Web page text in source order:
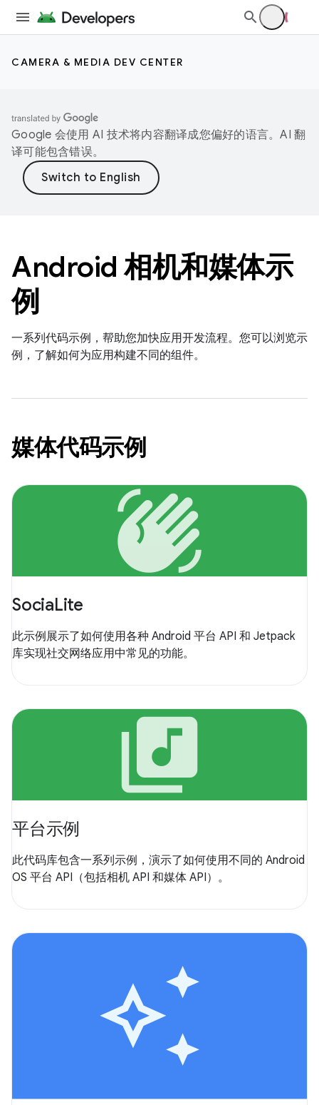
CAMERA & MEDIA DEV CENTER
Google 会使用 AI 技术将内容翻译成您偏好的语言。AI 翻
译可能包含错误。
Android 相机和媒体示
例
一系列代码示例，帮助您加快应用开发流程。您可以浏览示
例，了解如何为应用构建不同的组件。
媒体代码示例
waving_hand
SociaLite
此示例展示了如何使用各种 Android 平台 API 和 Jetpack
库实现社交网络应用中常见的功能。
library_music
平台示例
此代码库包含一系列示例，演示了如何使用不同的 Android
OS 平台 API（包括相机 API 和媒体 API）。